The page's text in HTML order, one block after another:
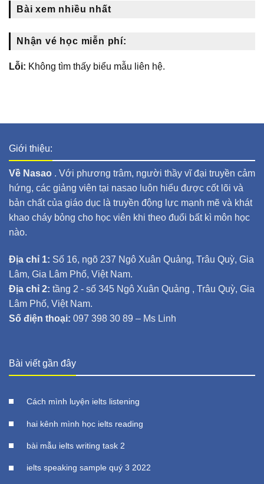
Bài xem nhiều nhất
Nhận vé học miễn phí:
Lỗi: Không tìm thấy biểu mẫu liên hệ.
Giới thiệu:
Về Nasao . Với phương trâm, người thầy vĩ đại truyền cảm
hứng, các giảng viên tại nasao luôn hiểu được cốt lõi và
bản chất của giáo dục là truyền động lực mạnh mẽ và khát
khao cháy bỏng cho học viên khi theo đuổi bất kì môn học
nào.
Địa chỉ 1: Số 16, ngõ 237 Ngô Xuân Quảng, Trâu Quỳ, Gia
Lâm, Gia Lâm Phố, Việt Nam.
Địa chỉ 2: tầng 2 - số 345 Ngô Xuân Quảng , Trâu Quỳ, Gia
Lâm Phố, Việt Nam.
Số điện thoại: 097 398 30 89 – Ms Linh
Bài viết gần đây
Cách mình luyện ielts listening
hai kênh mình học ielts reading
bài mẫu ielts writing task 2
ielts speaking sample quý 3 2022